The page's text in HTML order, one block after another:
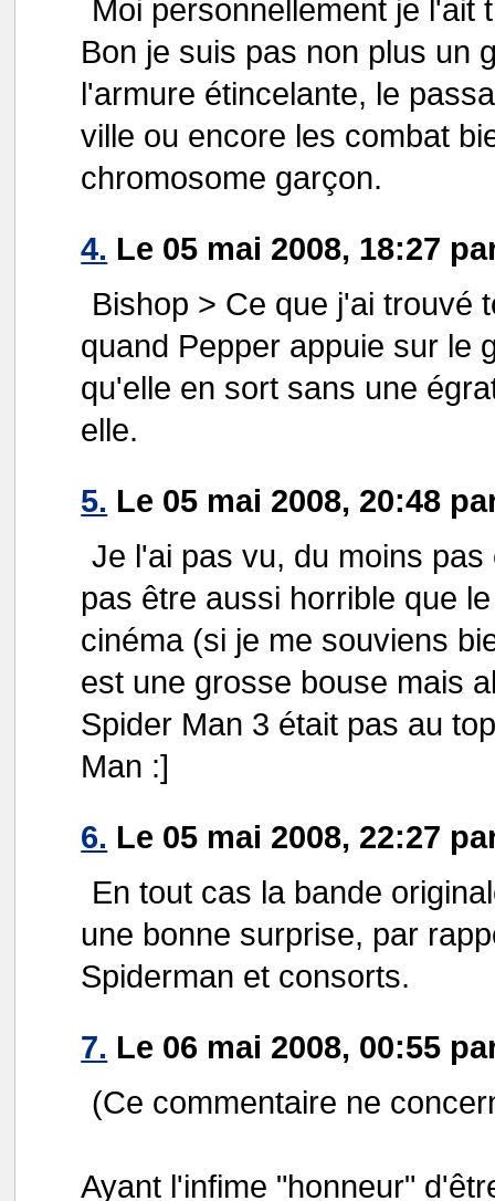
Moi personnellement je l'ait
Bon je suis pas non plus un
l'armure étincelante, le
ville ou encore les combat
chromosome garçon.
4. Le 05 mai 2008, 18:27
Bishop > Ce que j'ai trouvé
quand Pepper appuie sur le
qu'elle en sort sans une
elle.
5. Le 05 mai 2008, 20:48
Je l'ai pas vu, du moins
pas être aussi horrible que
cinéma (si je me souviens
est une grosse bouse mais
Spider Man 3 était pas au
Man :]
6. Le 05 mai 2008, 22:27
En tout cas la bande
une bonne surprise, par
Spiderman et consorts.
7. Le 06 mai 2008, 00:55
(Ce commentaire ne
Ayant l'infime "honneur"